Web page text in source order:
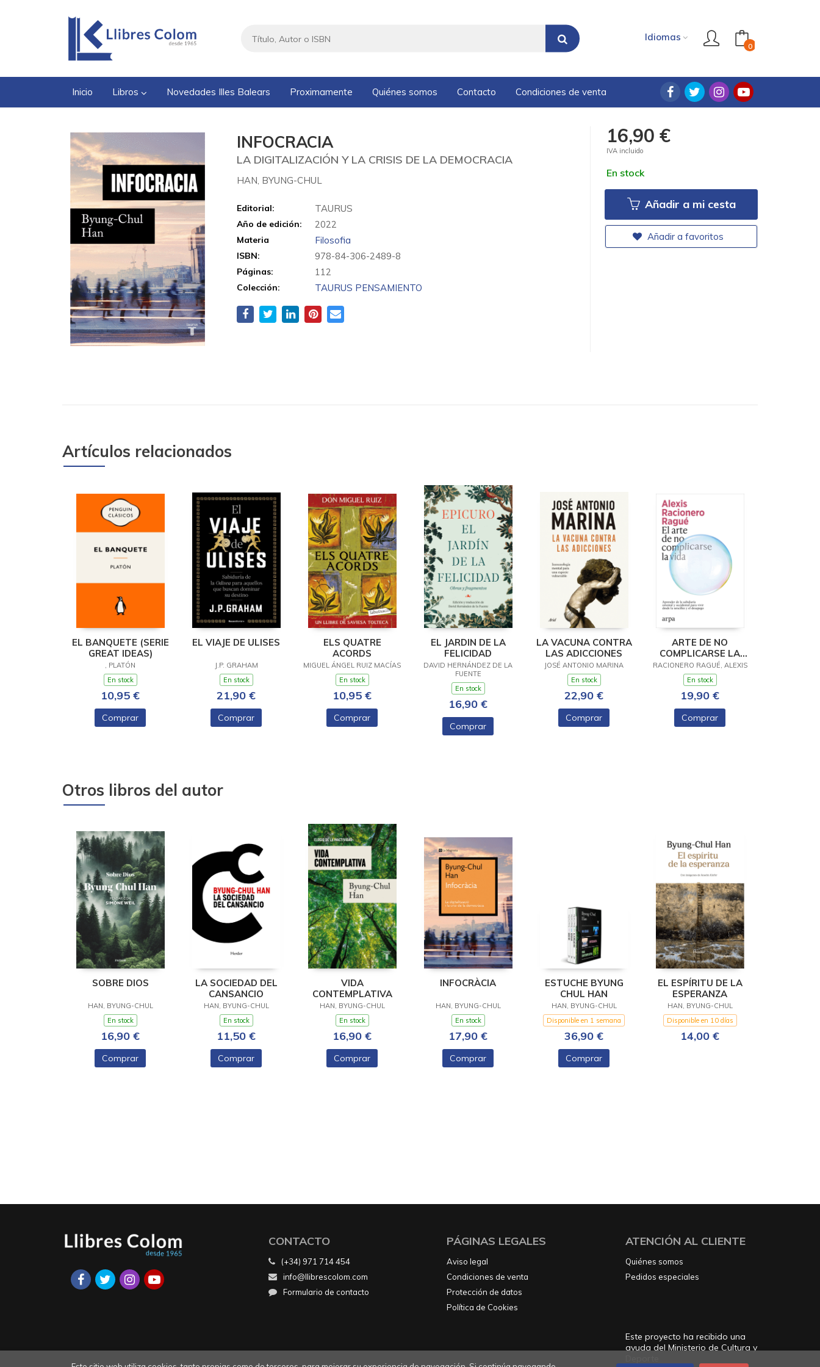
Idiomas
0
Inicio Libros Novedades Illes Balears Proximamente Quiénes somos Contacto Condiciones de venta
INFOCRACIA
LA DIGITALIZACIÓN Y LA CRISIS DE LA DEMOCRACIA
HAN, BYUNG-CHUL
Editorial: TAURUS
Año de edición: 2022
Materia Filosofia
ISBN: 978-84-306-2489-8
Páginas: 112
Colección: TAURUS PENSAMIENTO
16,90 €
IVA incluido
En stock
Añadir a mi cesta
Añadir a favoritos
Artículos relacionados
EL BANQUETE (SERIE
GREAT IDEAS)
, PLATÓN
En stock
10,95 €
Comprar
EL VIAJE DE ULISES
J.P. GRAHAM
En stock
21,90 €
Comprar
ELS QUATRE
ACORDS
MIGUEL ÁNGEL RUIZ MACÍAS
En stock
10,95 €
Comprar
EL JARDIN DE LA
FELICIDAD
DAVID HERNÁNDEZ DE LA
FUENTE
En stock
16,90 €
Comprar
LA VACUNA CONTRA
LAS ADICCIONES
JOSÉ ANTONIO MARINA
En stock
22,90 €
Comprar
ARTE DE NO
COMPLICARSE LA
VIDA, EL
RACIONERO RAGUÉ, ALEXIS
En stock
19,90 €
Comprar
Otros libros del autor
SOBRE DIOS
HAN, BYUNG-CHUL
En stock
16,90 €
Comprar
LA SOCIEDAD DEL
CANSANCIO
HAN, BYUNG-CHUL
En stock
11,50 €
Comprar
VIDA
CONTEMPLATIVA
HAN, BYUNG-CHUL
En stock
16,90 €
Comprar
INFOCRÀCIA
HAN, BYUNG-CHUL
En stock
17,90 €
Comprar
ESTUCHE BYUNG
CHUL HAN
HAN, BYUNG-CHUL
Disponible en 1 semana
36,90 €
Comprar
EL ESPÍRITU DE LA
ESPERANZA
HAN, BYUNG-CHUL
Disponible en 10 días
14,00 €
CONTACTO
(+34) 971 714 454
info@llibrescolom.com
Formulario de contacto
PÁGINAS LEGALES
Aviso legal
Condiciones de venta
Protección de datos
Política de Cookies
ATENCIÓN AL CLIENTE
Quiénes somos
Pedidos especiales
Este proyecto ha recibido una
ayuda del Ministerio de Cultura y